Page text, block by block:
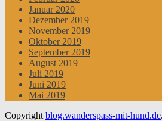
Januar 2020
Dezember 2019
November 2019
Oktober 2019
September 2019
August 2019
Juli 2019
Juni 2019
Mai 2019
Copyright blog.wanderspass-mit-hund.de